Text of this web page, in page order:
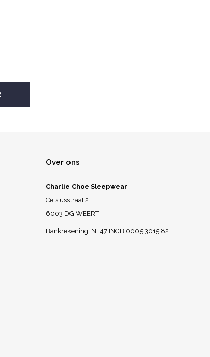
Over ons
Charlie Choe Sleepwear
Celsiusstraat 2
6003 DG WEERT
Bankrekening: NL47 INGB 0005 3015 82